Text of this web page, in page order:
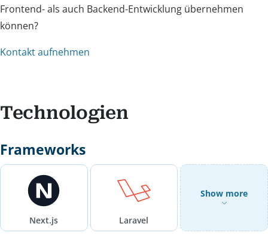
Frontend- als auch Backend-Entwicklung übernehmen
können?
Kontakt aufnehmen
Technologien
Frameworks
Next.js Laravel
Show more